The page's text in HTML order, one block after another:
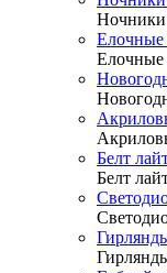
Ночники
Елочные
Елочные
Белт
Белт